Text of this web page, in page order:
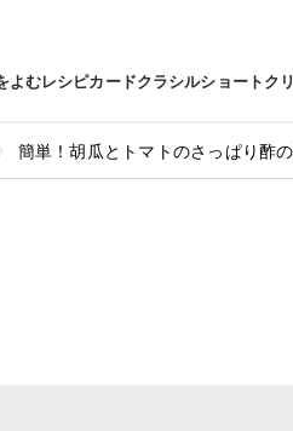
よむレシピカードクラシルショートク
簡単！胡瓜とトマトのさっぱり酢